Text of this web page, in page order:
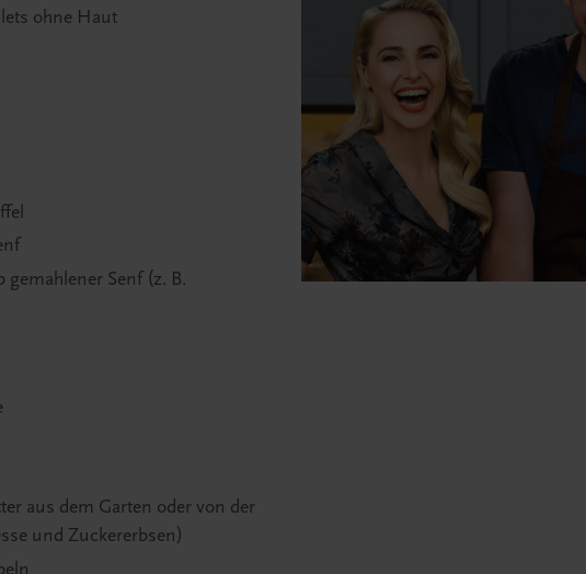
ohne Haut
gemahlener Senf (z. B.
aus dem Garten oder von der
und Zuckererbsen)